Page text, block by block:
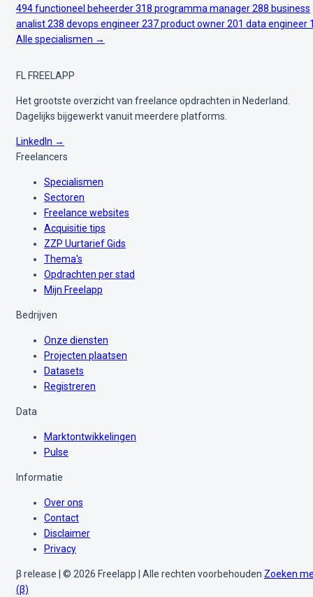
494functioneel beheerder318 programma manager288 business
analist238 devops engineer237product owner201 data engineer
Alle specialismen →
FL FREELAPP
Het grootste overzicht van freelance opdrachten in Nederland.
Dagelijks bijgewerkt vanuit meerdere platforms.
LinkedIn →
Freelancers
Specialismen
Sectoren
Freelance websites
Acquisitie tips
ZZP Uurtarief Gids
Thema's
Opdrachten per stad
Mijn Freelapp
Bedrijven
Onze diensten
Projecten plaatsen
Datasets
Registreren
Data
Marktontwikkelingen
Pulse
Informatie
Over ons
Contact
Disclaimer
Privacy
β release | © 2026 Freelapp | Alle rechten voorbehouden Zoeken
(β)